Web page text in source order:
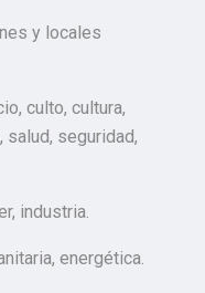
y locales
culto, cultura,
salud, seguridad,
industria.
energética.